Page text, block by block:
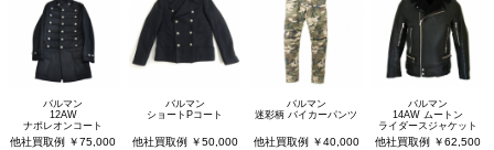
バルマン
12AW
ナポレオンコート
他社買取例 ￥75,000
バルマン
ショートPコート
他社買取例 ￥50,000
バルマン
迷彩柄 バイカーパンツ
他社買取例 ￥40,000
バルマン
14AW ムートン
ライダースジャケット
他社買取例 ￥62,500